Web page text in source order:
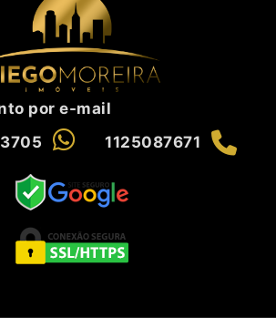
por e-mail
1125087671